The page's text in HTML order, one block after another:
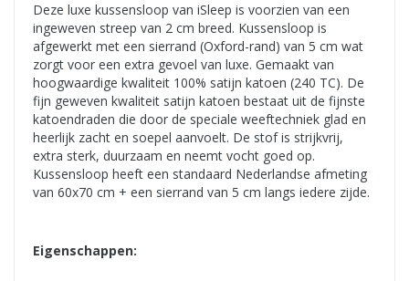
Deze luxe kussensloop van iSleep is voorzien van een
ingeweven streep van 2 cm breed. Kussensloop is
afgewerkt met een sierrand (Oxford-rand) van 5 cm wat
zorgt voor een extra gevoel van luxe. Gemaakt van
hoogwaardige kwaliteit 100% satijn katoen (240 TC). De
fijn geweven kwaliteit satijn katoen bestaat uit de fijnste
katoendraden die door de speciale weeftechniek glad en
heerlijk zacht en soepel aanvoelt. De stof is strijkvrij,
extra sterk, duurzaam en neemt vocht goed op.
Kussensloop heeft een standaard Nederlandse afmeting
van 60x70 cm + een sierrand van 5 cm langs iedere zijde.
Eigenschappen: